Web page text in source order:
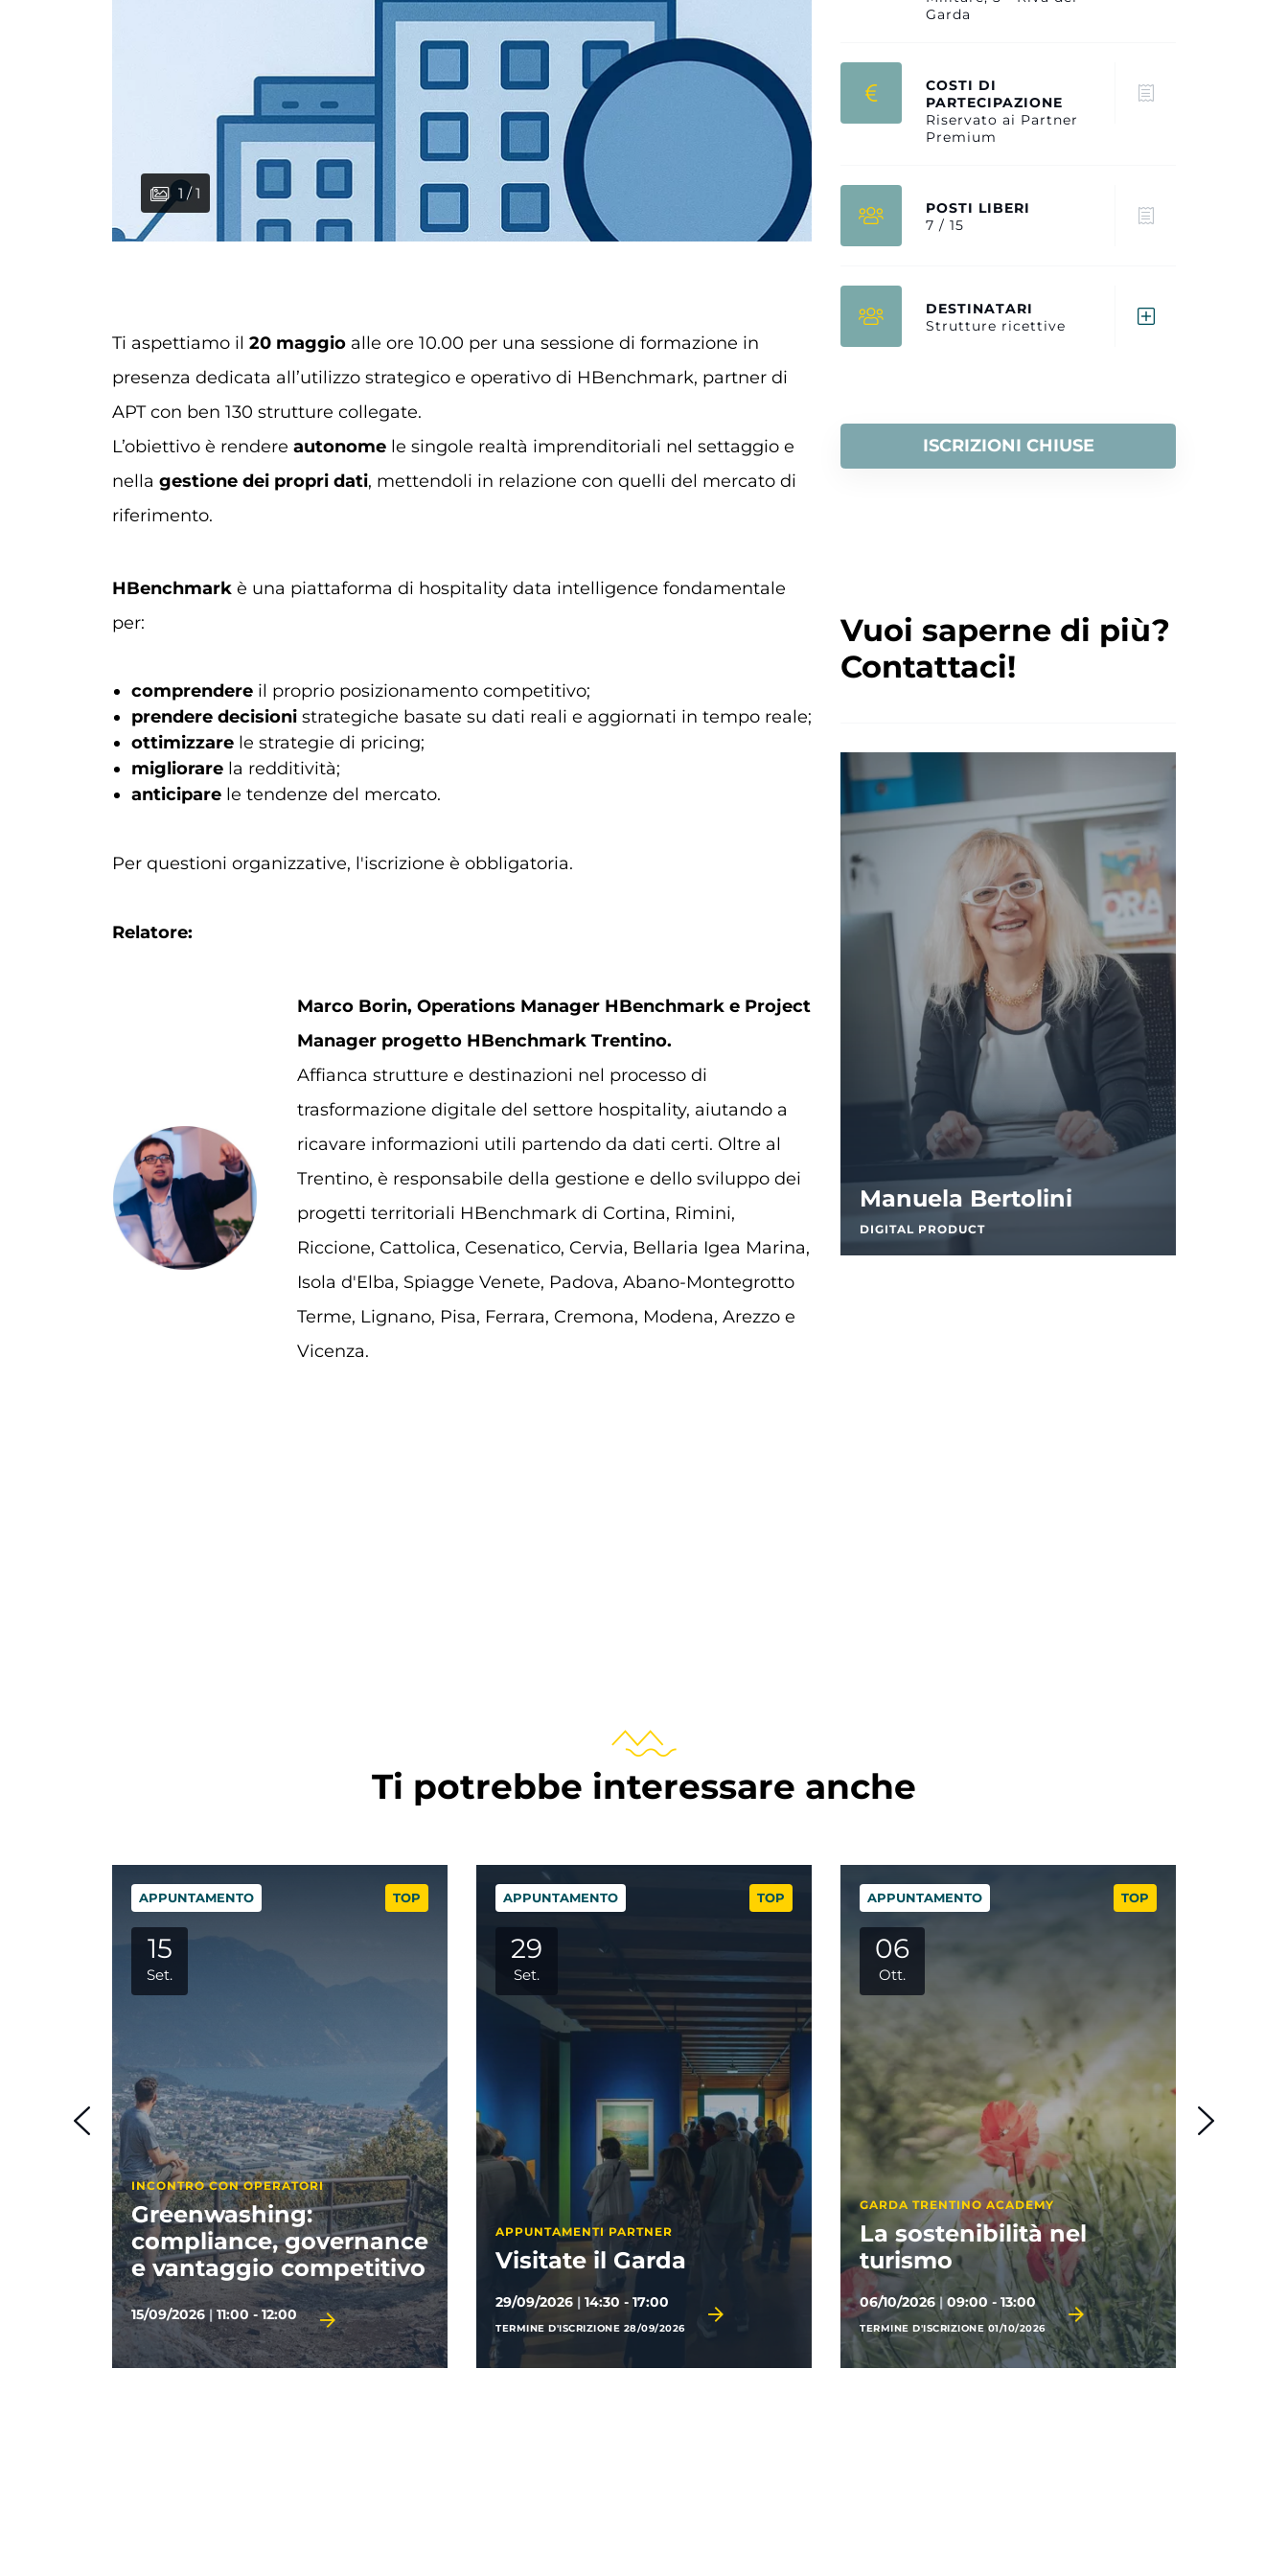
1 / 1
Ti aspettiamo il 20 maggio alle ore 10.00 per una sessione di formazione in
presenza dedicata all’utilizzo strategico e operativo di HBenchmark, partner di
APT con ben 130 strutture collegate.
L’obiettivo è rendere autonome le singole realtà imprenditoriali nel settaggio e
nella gestione dei propri dati, mettendoli in relazione con quelli del mercato di
riferimento.
HBenchmark è una piattaforma di hospitality data intelligence fondamentale
per:
comprendere il proprio posizionamento competitivo;
prendere decisioni strategiche basate su dati reali e aggiornati in tempo reale;
ottimizzare le strategie di pricing;
migliorare la redditività;
anticipare le tendenze del mercato.
Per questioni organizzative, l'iscrizione è obbligatoria.
Relatore:
Marco Borin, Operations Manager HBenchmark e Project
Manager progetto HBenchmark Trentino.
Affianca strutture e destinazioni nel processo di
trasformazione digitale del settore hospitality, aiutando a
ricavare informazioni utili partendo da dati certi. Oltre al
Trentino, è responsabile della gestione e dello sviluppo dei
progetti territoriali HBenchmark di Cortina, Rimini,
Riccione, Cattolica, Cesenatico, Cervia, Bellaria Igea Marina,
Isola d'Elba, Spiagge Venete, Padova, Abano-Montegrotto
Terme, Lignano, Pisa, Ferrara, Cremona, Modena, Arezzo e
Vicenza.
Garda
COSTI DI
PARTECIPAZIONE
Riservato ai Partner
Premium
POSTI LIBERI
7 / 15
DESTINATARI
Strutture ricettive
ISCRIZIONI CHIUSE
Vuoi saperne di più?
Contattaci!
Manuela Bertolini
DIGITAL PRODUCT
Ti potrebbe interessare anche
TOP
APPUNTAMENTO
29
Set.
APPUNTAMENTI PARTNER
Visitate il Garda
29/09/2026 14:30 - 17:00
TERMINE D'ISCRIZIONE 28/09/2026
TOP
APPUNTAMENTO
06
Ott.
GARDA TRENTINO ACADEMY
La sostenibilità nel
turismo
06/10/2026 09:00 - 13:00
TERMINE D'ISCRIZIONE 01/10/2026
TOP
APPUNTAMENTO
15
Ott.
GARDA TRENTINO ACADEMY
Misurare e compensare
gli impatti ambientali
secondo gli standard
GSTC
15/10/2026 |10:00 - 11:00
TERMINE D'ISCRIZIONE 14/10/2026